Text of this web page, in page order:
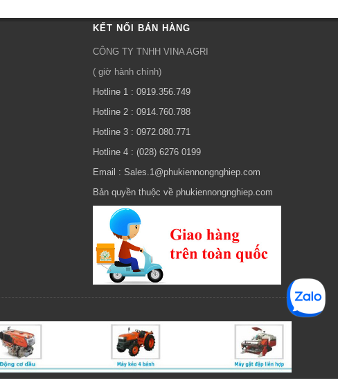
KẾT NỐI BÁN HÀNG
CÔNG TY TNHH VINA AGRI
( giờ hành chính)
Hotline 1 : 0919.356.749
Hotline 2 : 0914.760.788
Hotline 3 : 0972.080.771
Hotline 4 : (028) 6276 0199
Email : Sales.1@phukiennongnghiep.com
Bản quyền thuộc về phukiennongnghiep.com